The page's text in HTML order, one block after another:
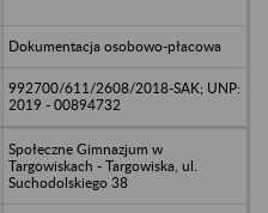
Dokumentacja osobowo-płacowa
992700/611/2608/2018-SAK; UNP:
2019 - 00894732
Społeczne Gimnazjum w
Targowiskach - Targowiska, ul.
Suchodolskiego 38